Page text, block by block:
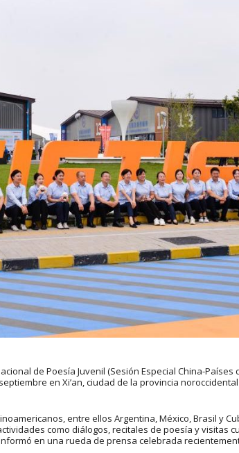
de Poesía Juvenil (Sesión Especial China-Países
en Xi’an, ciudad de la provincia
entre ellos Argentina, México, Brasil y
como diálogos, recitales de poesía y visitas
en una rueda de prensa celebrada